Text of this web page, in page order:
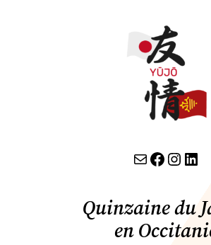
contact par email lien facebook Instagram LinkedIn
Quinzaine du
en